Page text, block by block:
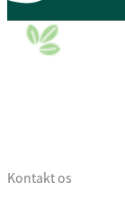
Kontakt os